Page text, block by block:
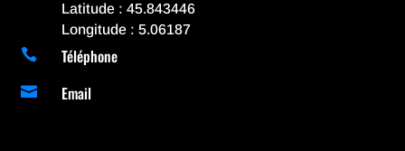
Latitude : 45.843446
Longitude : 5.06187
 Téléphone
 Email